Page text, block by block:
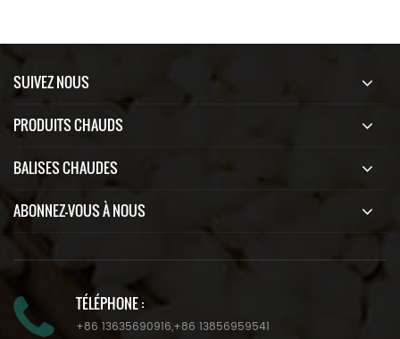
SUIVEZ NOUS
PRODUITS CHAUDS
BALISES CHAUDES
ABONNEZ-VOUS À NOUS
TÉLÉPHONE :
+86 13635690916,+86 13856959541